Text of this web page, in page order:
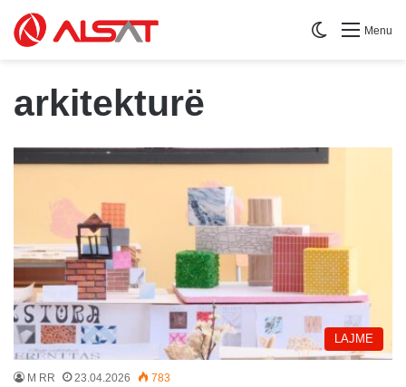
Menu
Switch skin
arkitekturë
LAJME
M RR 23.04.2026 783